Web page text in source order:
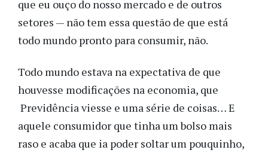
que eu ouço do nosso mercado e de outros
setores — não tem essa questão de que está
todo mundo pronto para consumir, não.
Todo mundo estava na expectativa de que
houvesse modificações na economia, que
Previdência viesse e uma série de coisas… E
aquele consumidor que tinha um bolso mais
raso e acaba que ia poder soltar um pouquinho,